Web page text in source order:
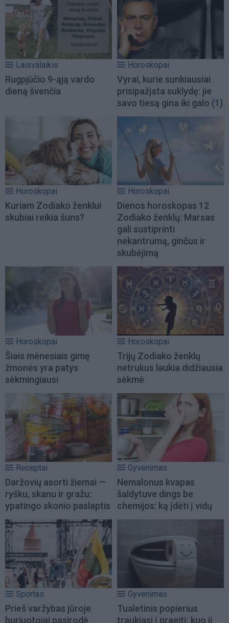
Laisvalaikis
Rugpjūčio 9-ąją vardo
dieną švenčia
Horoskopai
Vyrai, kurie sunkiausiai
prisipažįsta suklydę: jie
savo tiesą gina iki galo (1)
Horoskopai
Kuriam Zodiako ženklui
skubiai reikia šuns?
Horoskopai
Dienos horoskopas 12
Zodiako ženklų: Marsas
gali sustiprinti
nekantrumą, ginčus ir
skubėjimą
Horoskopai
Šiais mėnesiais gimę
žmonės yra patys
sėkmingiausi
Horoskopai
Trijų Zodiako ženklų
netrukus laukia didžiausia
sėkmė
Receptai
Daržovių asorti žiemai —
ryšku, skanu ir gražu:
ypatingo skonio paslaptis
Gyvenimas
Nemalonus kvapas
šaldytuve dings be
chemijos: ką įdėti į vidų
Sportas
Prieš varžybas jūroje
buriuotojai pasirodė
Gyvenimas
Tualetinis popierius
traukiasi į praeitį: kuo jį